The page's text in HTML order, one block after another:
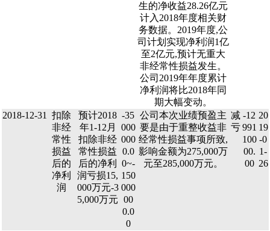
生的净收益28.26亿元
计入2018年度相关财
务数据。2019年度,公
司计划实现净利润1亿
至2亿元,预计无重大
非经常性损益发生。
公司2019年年度累计
净利润将比2018年同
期大幅变动。
2018-12-31
扣除
非经
常性
损益
后的
净利
润
预计2018
年1-12月
扣除非经
常性损益
后的净利
润亏损15,
000万元-3
5,000万元
-35
000
000
0.0
0~-
150
000
00
0.0
0
公司本次业绩预盈主
要是由于重整收益非
经常性损益事项所致,
影响金额为275,000万
元至285,000万元。
减
亏
-12
991
100
00.
00
20
19
-0
1-
26